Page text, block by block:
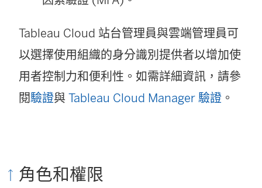
Tableau Cloud 站台管理員與雲端管理員可
以選擇使用組織的身分識別提供者以增加使
用者控制力和便利性。如需詳細資訊，請參
閱驗證與 Tableau Cloud Manager 驗證 。
角色和權限